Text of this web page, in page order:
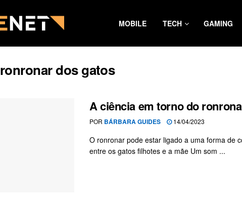
MOBILE TECH GAMING
ronronar dos gatos
A ciência em torno do
POR BÁRBARA GUIDES 14/04/2023
O ronronar pode estar ligado a uma forma de
entre os gatos filhotes e a mãe Um som ...